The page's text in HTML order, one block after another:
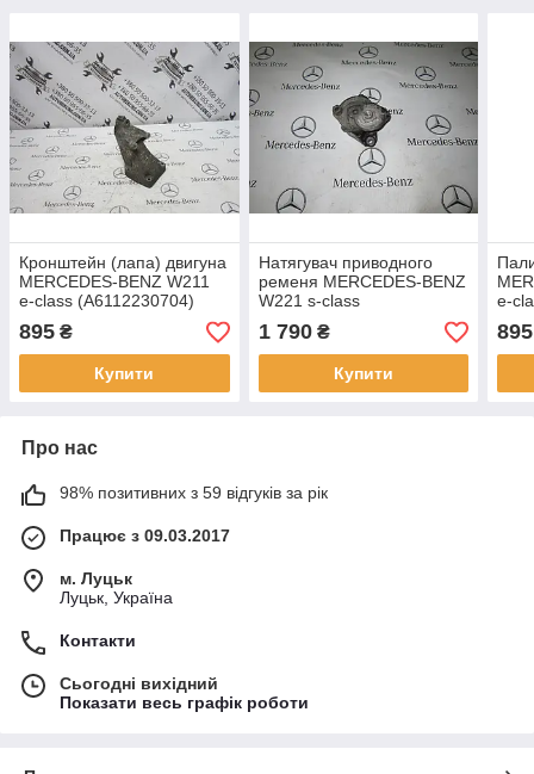
Кронштейн (лапа) двигуна
MERCEDES-BENZ W211
e-class (A6112230704)
895 ₴
Купити
Натягувач приводного
ременя MERCEDES-BENZ
W221 s-class
(A2722000070)
1 790₴
Купити
e-
/
895
Про нас
98% позитивних з 59 відгуків за рік
Працює з 09.03.2017
м. Луцьк
Луцьк, Україна
Контакти
Сьогодні вихідний
Показати весь графік роботи